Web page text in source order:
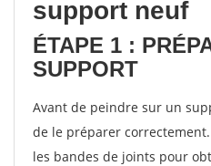
support neuf
ÉTAPE 1 :
SUPPORT
Avant de peindre sur un
de le préparer
les bandes de joints pour